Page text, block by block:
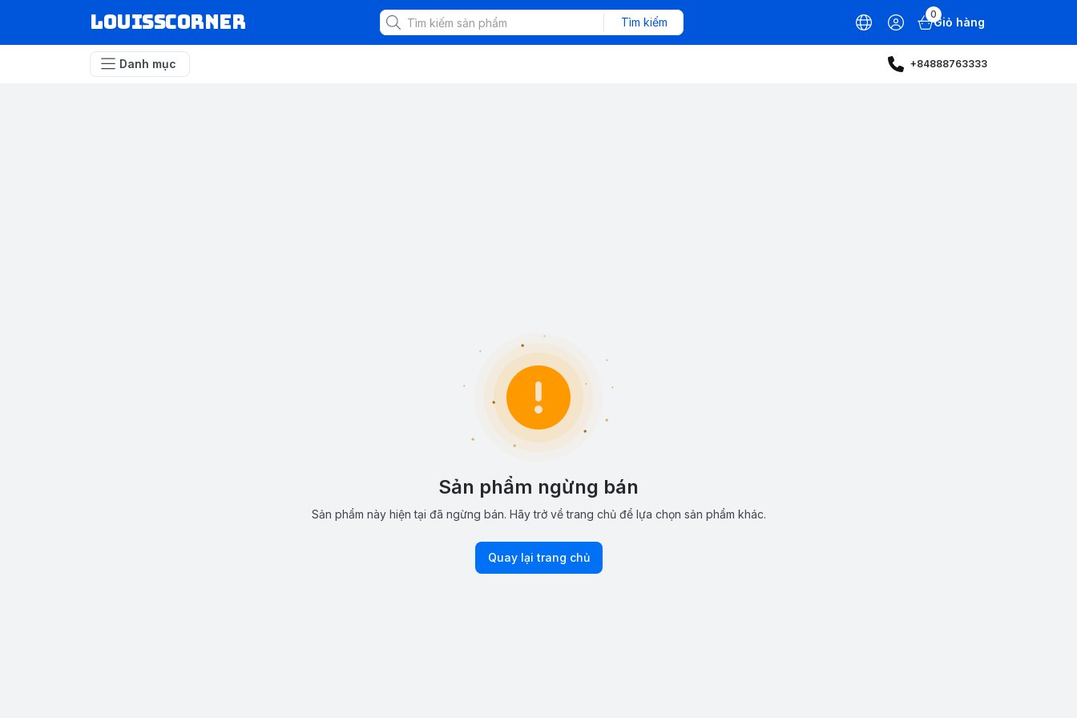
louisscorner Tìm kiếm
0
Giỏ hàng
Danh mục +84888763333
Sản phẩm ngừng bán
Sản phẩm này hiện tại đã ngừng bán. Hãy trở về trang chủ để lựa chọn sản phẩm khác.
Quay lại trang chủ